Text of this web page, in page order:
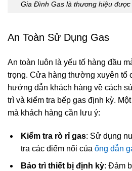
Gia Đình Gas là thương hiệu
An Toàn Sử Dụng Gas
An toàn luôn là yếu tố hàng đầu
trọng. Cửa hàng thường xuyên tổ
hướng dẫn khách hàng về cách
trì và kiểm tra bếp gas định kỳ.
mà khách hàng cần lưu ý:
Kiểm tra rò rỉ gas: Sử dụng
tra các điểm nối của ống dẫn
Bảo trì thiết bị định kỳ: Đảm